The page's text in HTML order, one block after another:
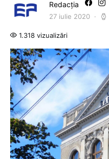
Redacția
27 iulie 2020
1.318 vizualizări